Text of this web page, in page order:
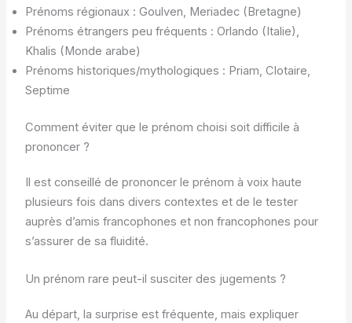
Prénoms régionaux : Goulven, Meriadec (Bretagne)
Prénoms étrangers peu fréquents : Orlando (Italie),
Khalis (Monde arabe)
Prénoms historiques/mythologiques : Priam, Clotaire,
Septime
Comment éviter que le prénom choisi soit difficile à
prononcer ?
Il est conseillé de prononcer le prénom à voix haute
plusieurs fois dans divers contextes et de le tester
auprès d’amis francophones et non francophones pour
s’assurer de sa fluidité.
Un prénom rare peut-il susciter des jugements ?
Au départ, la surprise est fréquente, mais expliquer